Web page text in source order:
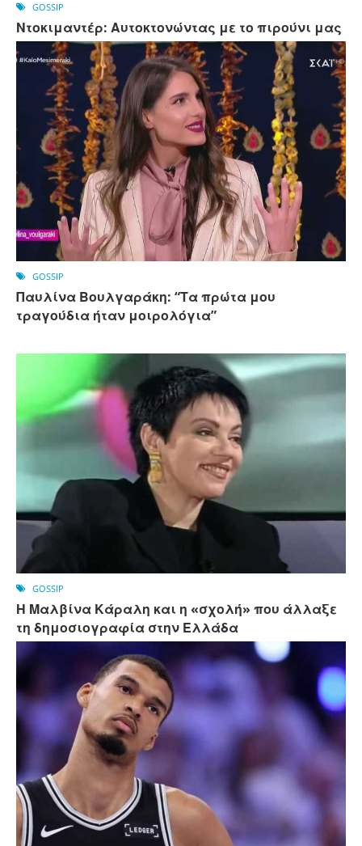
GOSSIP
Ντοκιμαντέρ: Αυτοκτονώντας με το πιρούνι μας
GOSSIP
Παυλίνα Βουλγαράκη: “Τα πρώτα μου
τραγούδια ήταν μοιρολόγια”
GOSSIP
Η Μαλβίνα Κάραλη και η «σχολή» που άλλαξε
τη δημοσιογραφία στην Ελλάδα